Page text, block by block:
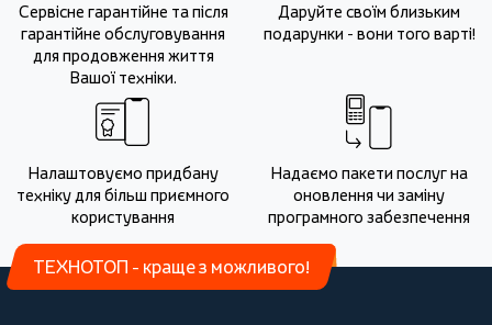
Сервісне гарантійне та після
гарантійне обслуговування
для продовження життя
Вашої техніки.
Даруйте своїм близьким
подарунки - вони того варті!
Налаштовуємо придбану
техніку для більш приємного
користування
Надаємо пакети послуг на
оновлення чи заміну
програмного забезпечення
ТЕХНОТОП - краще з можливого!